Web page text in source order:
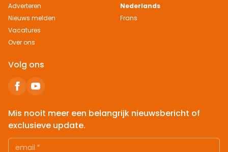
Adverteren
Nieuws melden
Vacatures
Over ons
Nederlands
Frans
Volg ons
Mis nooit meer een belangrijk nieuwsbericht of
exclusieve update.
email *